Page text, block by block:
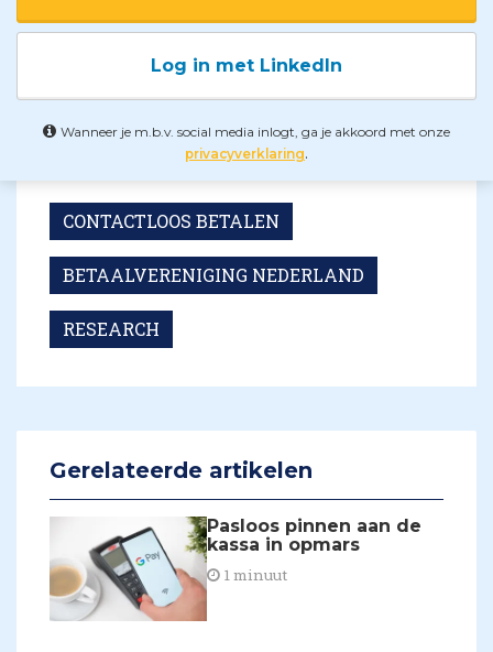
Log in met LinkedIn
Wanneer je m.b.v. social media inlogt, ga je akkoord met onze
privacyverklaring.
CONTACTLOOS BETALEN
BETAALVERENIGING NEDERLAND
RESEARCH
Gerelateerde artikelen
Pasloos pinnen aan de
kassa in opmars
1 minuut